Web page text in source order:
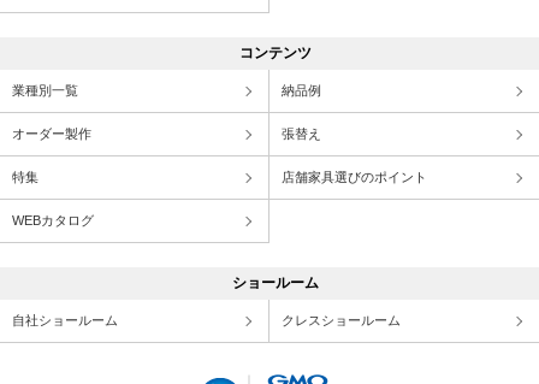
コンテンツ
業種別一覧 納品例
オーダー製作 張替え
特集 店舗家具選びのポイント
WEBカタログ
ショールーム
自社ショールーム クレスショールーム